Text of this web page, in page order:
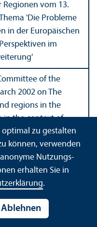
Regionen vom 13.
'Die Probleme
in der Europäischen
im
of the
2002 on The
regions in the
in the context of
und Berichte /
optimal zu gestalten
können, verwenden
Nutzungs­
erhalten Sie in
.
Ablehnen